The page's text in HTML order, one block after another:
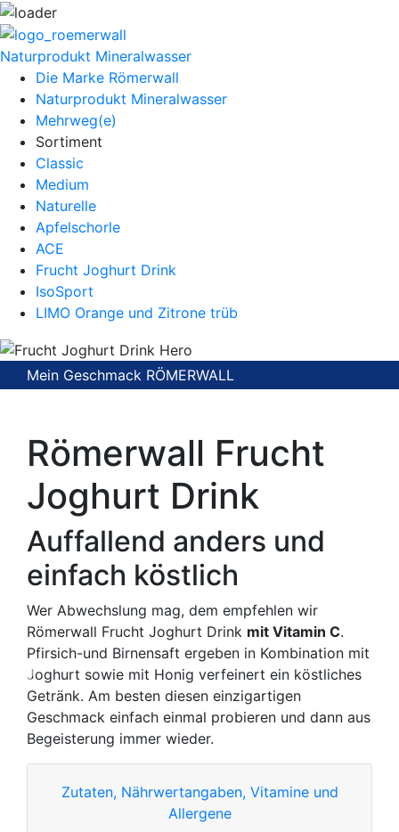
Naturprodukt Mineralwasser
Die Marke Römerwall
Naturprodukt Mineralwasser
Mehrweg(e)
Sortiment
Classic
Medium
Naturelle
Apfelschorle
ACE
Frucht Joghurt Drink
IsoSport
LIMO Orange und Zitrone trüb
Previous
Mein Geschmack RÖMERWALL
Römerwall Frucht
Joghurt Drink
Auffallend anders und
einfach köstlich
Wer Abwechslung mag, dem empfehlen wir
Römerwall Frucht Joghurt Drink mit Vitamin C.
Pfirsich-und Birnensaft ergeben in Kombination mit
Joghurt sowie mit Honig verfeinert ein köstliches
Getränk. Am besten diesen einzigartigen
Geschmack einfach einmal probieren und dann aus
Begeisterung immer wieder.
Zutaten, Nährwertangaben, Vitamine und
Allergene